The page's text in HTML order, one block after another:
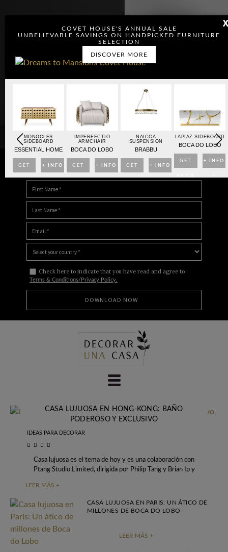
X
COVET HOUSE'S ANNUAL SALE
UNBELIEVABLE SAVINGS ON HANDPICKED FURNITURE
SELECTION
DISCOVER MORE
MONOCLES
SIDEBOARD
ESSENTIAL HOME
GET
PRICE
+ INFO
>
IMPERFECTIO
ARMCHAIR
BOCA DO LOBO
GET
PRICE
+ INFO
>
NAICCA
SUSPENSION
BRABBU
GET
PRICE
+ INFO
>
LAPIAZ SIDEBOARD
BOCA DO LOBO
GET + INFO
DOWNLOAD DREAMS TO MANSIONS
Check here to indicate that you have read and agree to
Terms & Conditions/Privacy Policy.
CASA LUJUOSA EN HONG-KONG: BAÑO
PODEROSO Y EXCLUSIVO
IDEAS PARA DECORAR
Casa lujuosa es el tema de hoy y es una colaboración con
Ptang Studio Limited, dirigida por Philip Tang y Brian Ip y
LEER MÁS +
CASA LUJUOSA EN PARIS: UN ÁTICO DE
MILLONES DE BOCA DO LOBO
LEER MÁS +